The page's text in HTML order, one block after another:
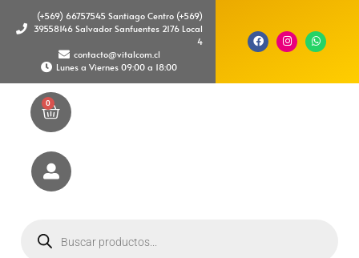
(+569) 66757545 Santiago Centro (+569)
39558146 Salvador Sanfuentes 2176 Local
4
contacto@vitalcom.cl
Lunes a Viernes 09:00 a 18:00
0